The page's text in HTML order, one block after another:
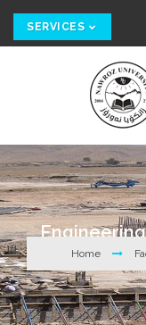
SERVICES
Home